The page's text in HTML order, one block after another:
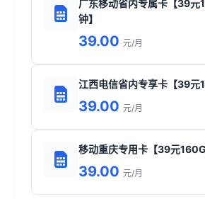
广东移动省内专属卡【39
钟】
39.00 元/月
江西电信省内专享卡【39元
39.00 元/月
移动重庆专用卡【39元160G
39.00 元/月